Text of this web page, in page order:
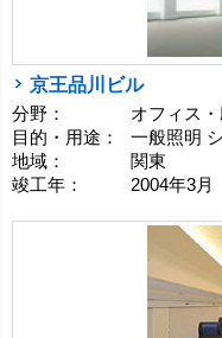
京王品川ビル
分野：
オフィス
目的・用途：
一般照明
地域：
関東
竣工年：
2004年3月